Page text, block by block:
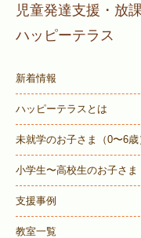
児童発達支援・放
ハッピーテラス
新着情報
ハッピーテラスとは
未就学のお子さま （0〜6歳
小学生〜高校生のお子さま
支援事例
教室一覧